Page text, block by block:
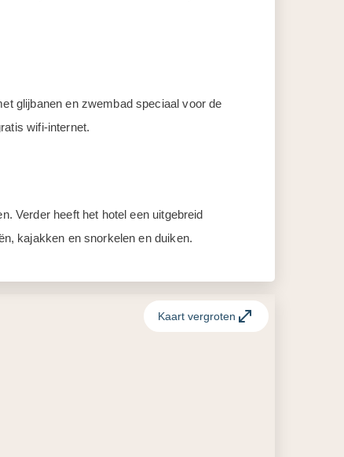
glijbanen en zwembad speciaal voor de
wifi-internet.
Verder heeft het hotel een uitgebreid
kajakken en snorkelen en duiken.
Kaart vergroten